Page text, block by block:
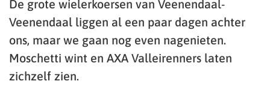
De grote wielerkoersen van Veenendaal-
Veenendaal liggen al een paar dagen achter
ons, maar we gaan nog even nagenieten.
Moschetti wint en AXA Valleirenners laten
zichzelf zien.